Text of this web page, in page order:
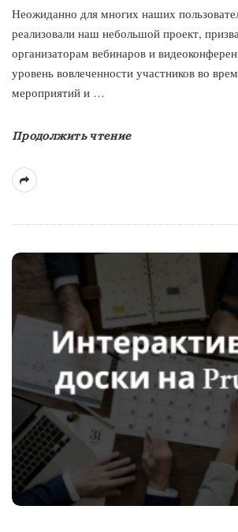
Неожиданно для многих наших
реализовали наш небольшой проект,
организаторам вебинаров и
уровень вовлеченности участников во
мероприятий и …
Продолжить чтение